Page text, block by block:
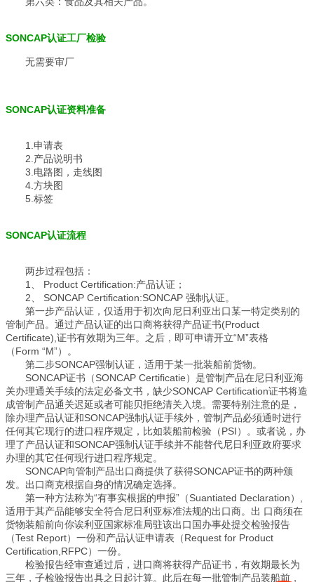
SONCAP认证工厂检验
无需要审厂
SONCAP认证资料准备
1.申请表
2.产品说明书
3.电路图，走线图
4.方块图
5.标签
SONCAP认证流程
两步过程包括：
1、 Product Certification:产品认证；
2、 SONCAP Certification:SONCAP 强制认证。
第一步产品认证，仅适用于初次向尼日利亚出口某一特定类别的
管制产品。通过产品认证的出口商将获得产品证书(Product
Certificate),证书有效期为三年。之后，即可申请开立“M”表格
（Form “M”）。
第二步SONCAP强制认证，适用于某一批装船前货物。
SONCAP证书（SONCAP Certificatie）是管制产品在尼日利亚海
关办理通关手续的法定必备文书，缺少SONCAP Certification证书将造
成管制产品通关迟延或者可能贝拒绝清关入境。需要特别注意的是，
除办理产品认证和SONCAP强制认证手续外，管制产品必须通时进行
任何其它现行的进口程序规定，比如装船前检验（PSI）。或者说，办
理了产品认证和SONCAP强制认证手续并不能替代尼日利亚政府要求
办理的其它任何现行进口程序规定。
SONCAP向管制产品出口商提供了获得SONCAP证书的两种颁
发。出口商克根据自身的情况确定选择。
第一种方法称为“有事实根据的申报”（Suantiated Declaration）,
适用于其产品能够安全符合尼日利亚标准法规的出口商。出 口商须在
货物装船前向你诶利亚国家标准局驻该出口国办事处提交检验报告
（Test Report）一份和产品认证申请表（Request for Product
Certification,RFPC）一份。
检验报告经审查通过后，进口商将获得产品证书，有效期最长为
三年，子检验报告出具之日起计算。此后在每一批管制产品装船前，